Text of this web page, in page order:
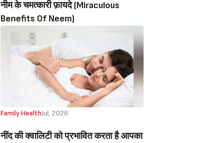
नीम के चमत्कारी फ़ायदे (Miraculous
Benefits Of Neem)
Family HealthJul, 2026
नींद की क्वालिटी को प्रभावित करता है आपका